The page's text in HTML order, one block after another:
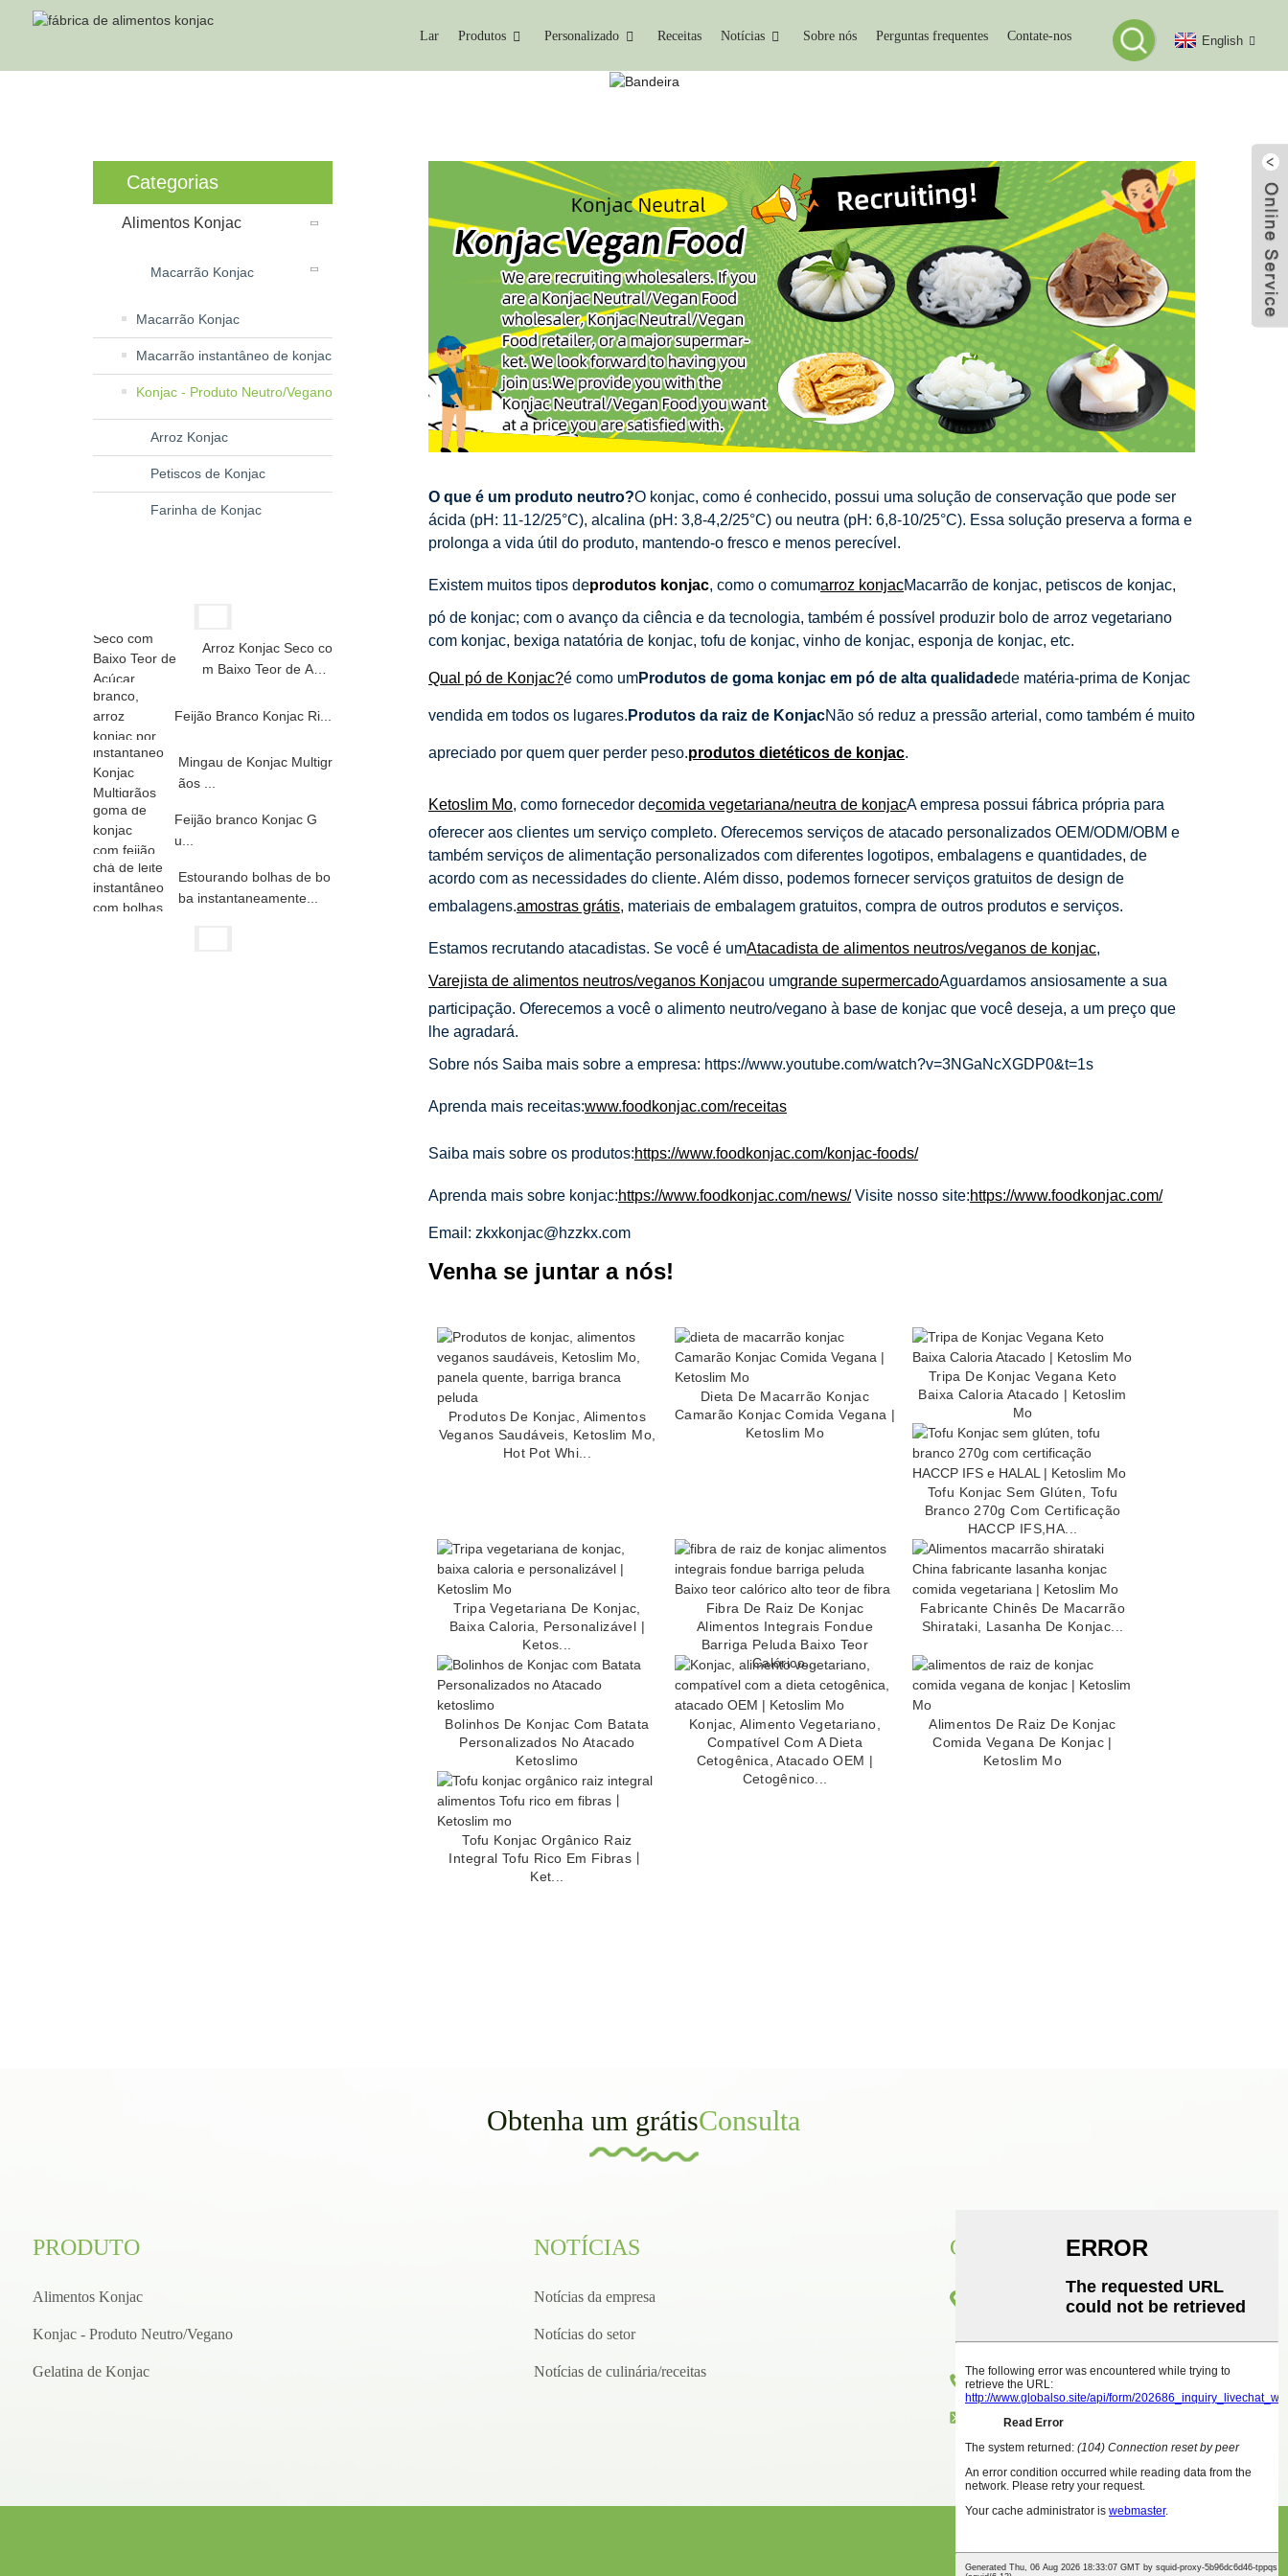
Lar Produtos Personalizado Receitas Notícias Sobre nós Perguntas frequentes Contate-nos English
Categorias
Alimentos Konjac
Macarrão Konjac
Macarrão Konjac
Macarrão instantâneo de konjac
Konjac - Produto Neutro/Vegano
Arroz Konjac
Petiscos de Konjac
Farinha de Konjac
Arroz Konjac Seco co
m Baixo Teor de Açú
Feijão Branco Konjac Ri...
Mingau de Konjac Multigr
ãos ...
Feijão branco Konjac G
u...
Estourando bolhas de bo
ba instantaneamente...
O que é um produto neutro?O konjac, como é conhecido, possui uma solução de conservação que pode ser
ácida (pH: 11-12/25°C), alcalina (pH: 3,8-4,2/25°C) ou neutra (pH: 6,8-10/25°C). Essa solução preserva a forma e
prolonga a vida útil do produto, mantendo-o fresco e menos perecível.
Existem muitos tipos deprodutos konjac, como o comumarroz konjacMacarrão de konjac, petiscos de konjac,
pó de konjac; com o avanço da ciência e da tecnologia, também é possível produzir bolo de arroz vegetariano
com konjac, bexiga natatória de konjac, tofu de konjac, vinho de konjac, esponja de konjac, etc.
Qual pó de Konjac?é como umProdutos de goma konjac em pó de alta qualidadede matéria-prima de Konjac
vendida em todos os lugares. Produtos da raiz de KonjacNão só reduz a pressão arterial, como também é muito
apreciado por quem quer perder peso.produtos dietéticos de konjac.
Ketoslim Mo, como fornecedor decomida vegetariana/neutra de konjacA empresa possui fábrica própria para
oferecer aos clientes um serviço completo. Oferecemos serviços de atacado personalizados OEM/ODM/OBM e
também serviços de alimentação personalizados com diferentes logotipos, embalagens e quantidades, de
acordo com as necessidades do cliente. Além disso, podemos fornecer serviços gratuitos de design de
embalagens.amostras grátis, materiais de embalagem gratuitos, compra de outros produtos e serviços.
Estamos recrutando atacadistas. Se você é umAtacadista de alimentos neutros/veganos de konjac,
Varejista de alimentos neutros/veganos Konjacou umgrande supermercadoAguardamos ansiosamente a sua
participação. Oferecemos a você o alimento neutro/vegano à base de konjac que você deseja, a um preço que
lhe agradará.
Sobre nós Saiba mais sobre a empresa: https://www.youtube.com/watch?v=3NGaNcXGDP0&t=1s
Aprenda mais receitas:www.foodkonjac.com/receitas
Saiba mais sobre os produtos:https://www.foodkonjac.com/konjac-foods/
Aprenda mais sobre konjac:https://www.foodkonjac.com/news/ Visite nosso site:https://www.foodkonjac.com/
Email: zkxkonjac@hzzkx.com
Venha se juntar a nós!
Produtos De Konjac, Alimentos
Veganos Saudáveis, Ketoslim Mo,
Hot Pot Whi...
Dieta De Macarrão Konjac
Camarão Konjac Comida Vegana |
Ketoslim Mo
Tripa De Konjac Vegana Keto
Baixa Caloria Atacado | Ketoslim
Mo
Tofu Konjac Sem Glúten, Tofu
Branco 270g Com Certificação
HACCP IFS,HA...
Tripa Vegetariana De Konjac,
Baixa Caloria, Personalizável |
Ketos...
Fibra De Raiz De Konjac
Alimentos Integrais Fondue
Barriga Peluda Baixo Teor
Calórico...
Fabricante Chinês De Macarrão
Shirataki, Lasanha De Konjac...
Bolinhos De Konjac Com Batata
Personalizados No Atacado
Ketoslimo
Konjac, Alimento Vegetariano,
Compatível Com A Dieta
Cetogênica, Atacado OEM |
Cetogênico...
Alimentos De Raiz De Konjac
Comida Vegana De Konjac |
Ketoslim Mo
Tofu Konjac Orgânico Raiz
Integral Tofu Rico Em Fibras丨
Ket...
Obtenha um grátisConsulta
PRODUTO
Alimentos Konjac
Konjac - Produto Neutro/Vegano
Gelatina de Konjac
NOTÍCIAS
Notícias da empresa
Notícias do setor
Notícias de culinária/receitas
CONTATO
Sala 1416, Piso 14, Edifício Internacional
Distrito de Huicheng, Cidade de Huizhou
+86 18825458362
zkxkonjac@hzzkx.com